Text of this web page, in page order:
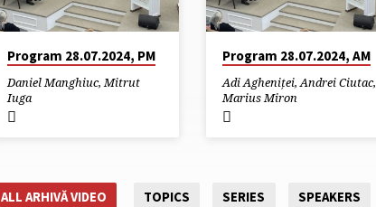
Program 28.07.2024, PM
Daniel Manghiuc,Mitrut
Iuga
Program 28.07.2024, AM
Adi Agheniței,Andrei Ciutac,
Marius Miron
ALL ARHIVĂ VIDEO TOPICS SERIES SPEAKERS